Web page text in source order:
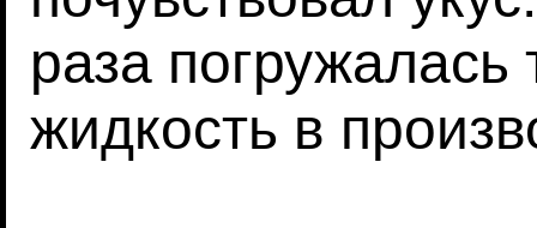
раза погружалась
жидкость в